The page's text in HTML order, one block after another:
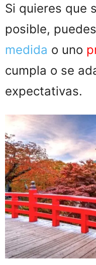
Si quieres que
posible,
medida o uno
cumpla o se
expectativas.